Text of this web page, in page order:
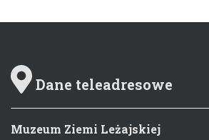
Dane teleadresowe
Muzeum Ziemi Leżajskiej